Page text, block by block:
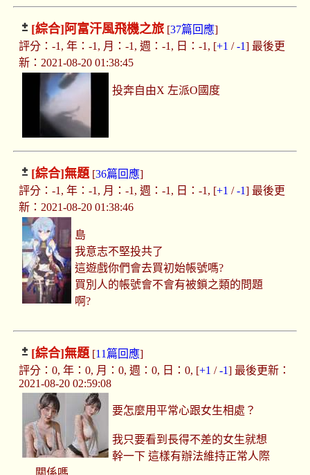
[綜合] 阿富汗風飛機之旅[37篇回應]
評分：-1, 年：-1, 月：-1, 週：-1, 日：-1, [+1 /-1] 最後更
新：2021-08-20 01:38:45
投奔自由X 左派O國度
[綜合]無題[36篇回應]
評分：-1, 年：-1, 月：-1, 週：-1, 日：-1, [+1 /-1] 最後更
新：2021-08-20 01:38:46
島
我意志不堅投共了
這遊戲你們會去買初始帳號嗎?
買別人的帳號會不會有被鎖之類的問題
啊?
[綜合]無題[11篇回應]
評分：0, 年：0, 月：0, 週：0, 日：0, [+1 /-1] 最後更新：
2021-08-20 02:59:08
要怎麼用平常心跟女生相處？
我只要看到長得不差的女生就想
幹一下 這樣有辦法維持正常人際